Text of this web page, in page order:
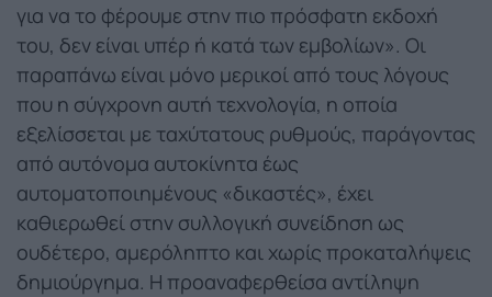
για να το φέρουμε στην πιο πρόσφατη εκδοχή
του, δεν είναι υπέρ ή κατά των εμβολίων». Οι
παραπάνω είναι μόνο μερικοί από τους λόγους
που η σύγχρονη αυτή τεχνολογία, η οποία
εξελίσσεται με ταχύτατους ρυθμούς, παράγοντας
από αυτόνομα αυτοκίνητα έως
αυτοματοποιημένους «δικαστές», έχει
καθιερωθεί στην συλλογική συνείδηση ως
ουδέτερο, αμερόληπτο και χωρίς προκαταλήψεις
δημιούργημα. Η προαναφερθείσα αντίληψη